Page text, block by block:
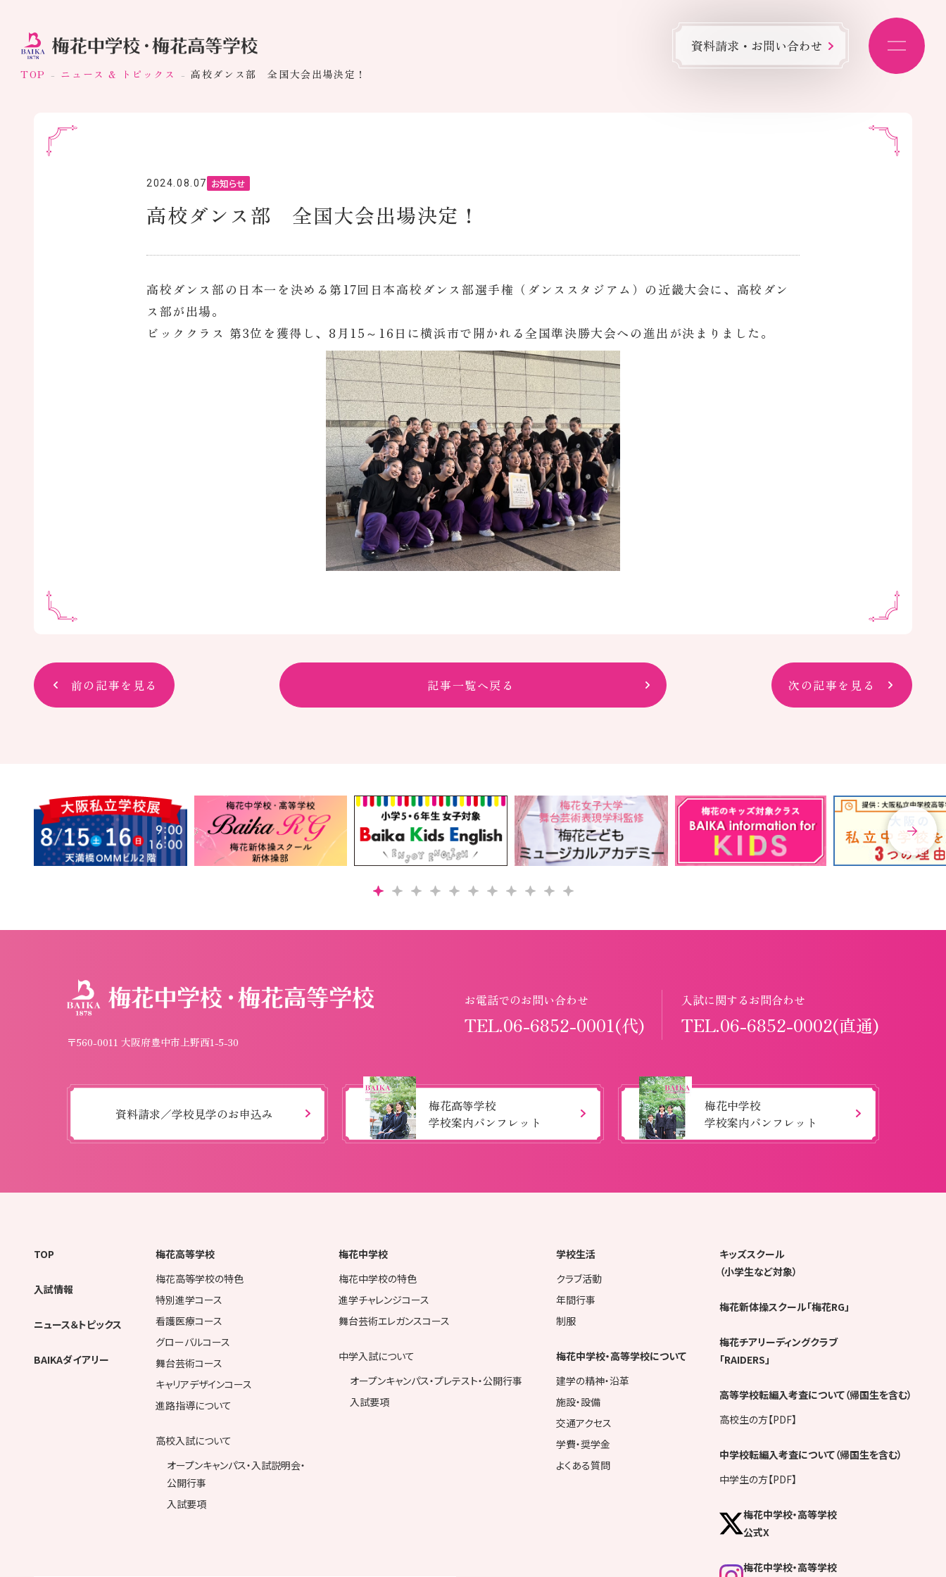
資料請求・お問い合わせ
TOP ニュース & トピックス 高校ダンス部 全国大会出場決定！
2024.08.07 お知らせ
高校ダンス部 全国大会出場決定！
高校ダンス部の日本一を決める第17回日本高校ダンス部選手権（ダンススタジアム）の近畿大会に、高校ダン
ス部が出場。
ビッククラス 第3位を獲得し、8月15～16日に横浜市で開かれる全国準決勝大会への進出が決まりました。
前の記事を見る 次の記事を見る
記事一覧へ戻る
〒560-0011 大阪府豊中市上野西1-5-30
お電話でのお問い合わせ
TEL.06-6852-0001(代)
入試に関するお問合わせ
TEL.06-6852-0002(直通)
資料請求／学校見学のお申込み
梅花高等学校
学校案内パンフレット
梅花中学校
学校案内パンフレット
TOP
入試情報
ニュース＆トピックス
BAIKAダイアリー
梅花高等学校
梅花高等学校の特色
特別進学コース
看護医療コース
グローバルコース
舞台芸術コース
キャリアデザインコース
進路指導について
高校入試について
オープンキャンパス・入試説明会・
公開行事
入試要項
梅花中学校
梅花中学校の特色
進学チャレンジコース
舞台芸術エレガンスコース
中学入試について
オープンキャンパス・プレテスト・公開行事
入試要項
学校生活
クラブ活動
年間行事
制服
梅花中学校・高等学校について
建学の精神・沿革
施設・設備
交通アクセス
学費・奨学金
よくある質問
キッズスクール
（小学生など対象）
梅花新体操スクール「梅花RG」
梅花チアリーディングクラブ
「RAIDERS」
高等学校転編入考査について（帰国生を含む）
高校生の方【PDF】
中学校転編入考査について（帰国生を含む）
中学生の方【PDF】
梅花中学校・高等学校
公式X
梅花中学校・高等学校